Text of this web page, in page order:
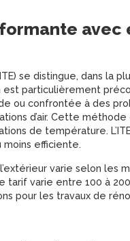
avec
se distingue, dans
est particulièrement
ou confrontée à des
d’air. Cette méthode
de température.
moins efficiente.
varie selon les
tarif varie entre 100 à
pour les travaux de